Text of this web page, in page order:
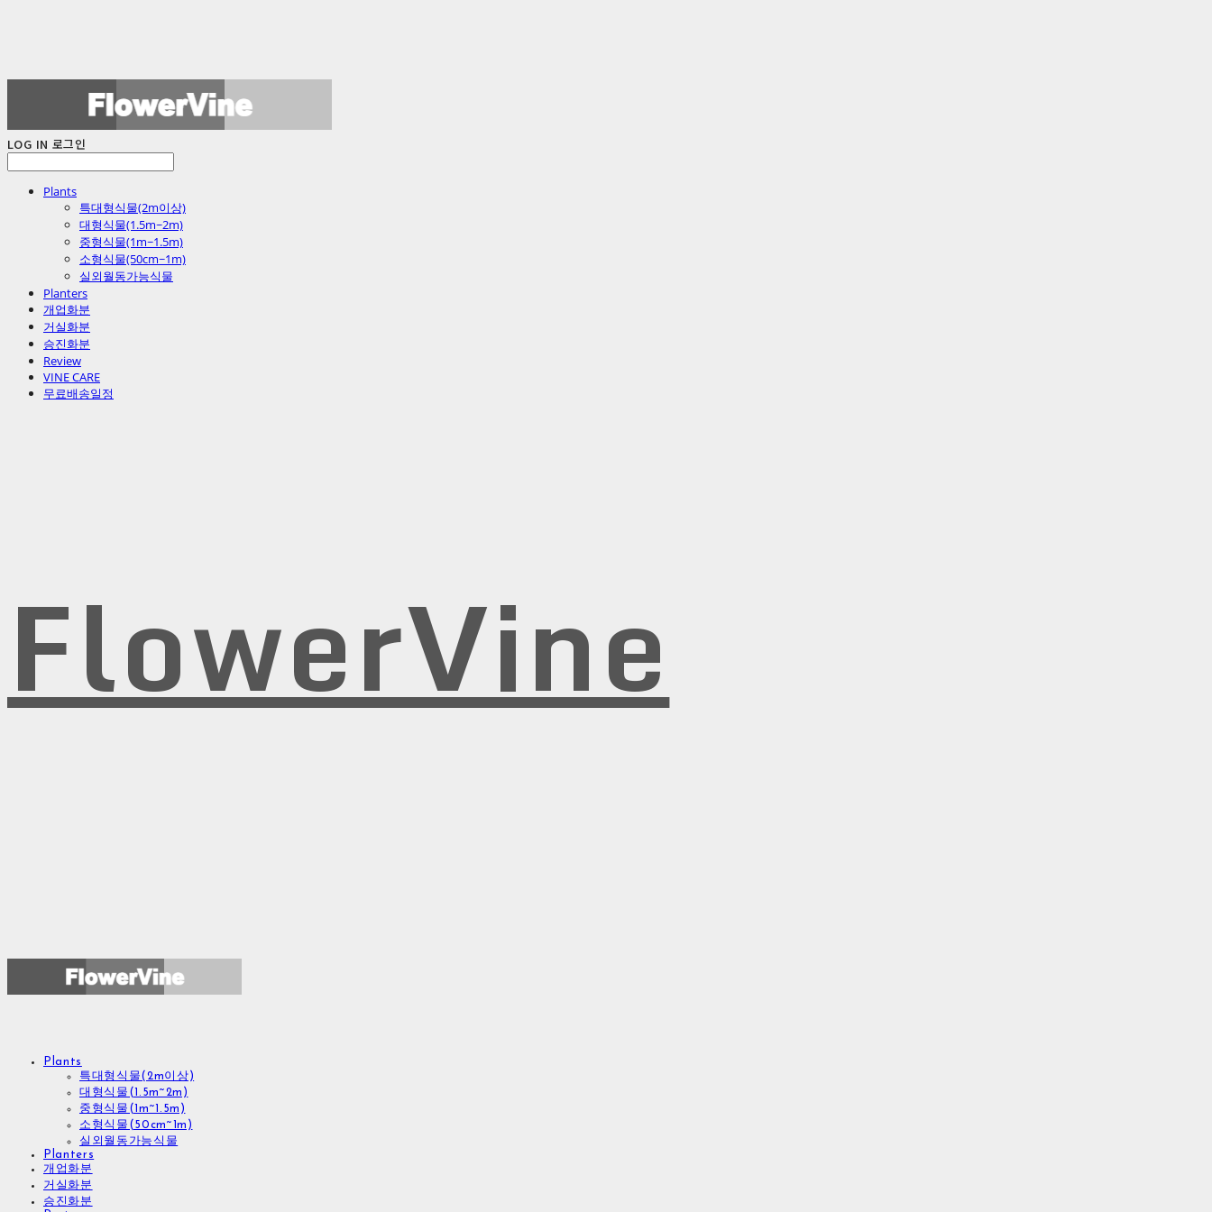
LOG IN 로그인
Plants
특대형식물(2m이상)
대형식물(1.5m~2m)
중형식물(1m~1.5m)
소형식물(50cm~1m)
실외월동가능식물
Planters
개업화분
거실화분
승진화분
Review
VINE CARE
무료배송일정
FlowerVine
Plants
특대형식물(2m이상)
대형식물(1.5m~2m)
중형식물(1m~1.5m)
소형식물(50cm~1m)
실외월동가능식물
Planters
개업화분
거실화분
승진화분